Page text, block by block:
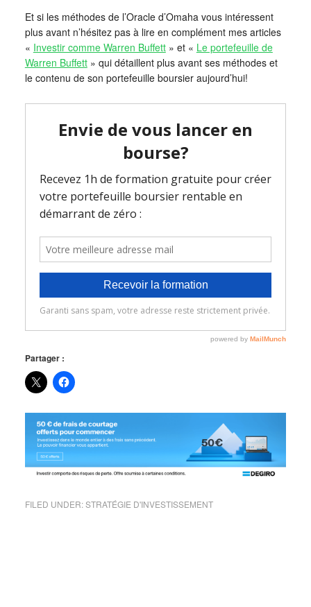
Et si les méthodes de l’Oracle d’Omaha vous intéressent
plus avant n’hésitez pas à lire en complément mes articles
« Investir comme Warren Buffett» et « Le portefeuille de
Warren Buffett» qui détaillent plus avant ses méthodes et
le contenu de son portefeuille boursier aujourd’hui!
Partager :
FILED UNDER:STRATÉGIE D'INVESTISSEMENT